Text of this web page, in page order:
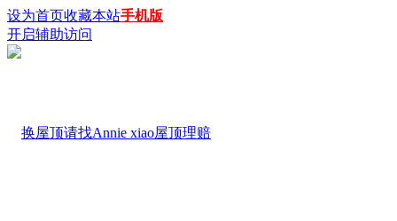
设为首页收藏本站手机版
开启辅助访问